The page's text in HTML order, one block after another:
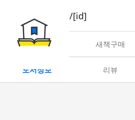
book/rent/[id]
대여 새책구매
도서정보 리뷰